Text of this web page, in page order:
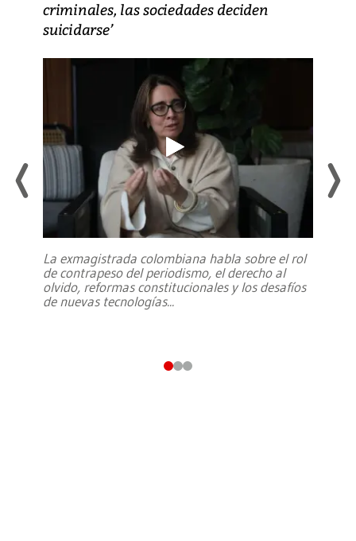
criminales, las sociedades deciden
suicidarse’
La exmagistrada colombiana habla sobre el rol
de contrapeso del periodismo, el derecho al
olvido, reformas constitucionales y los desafíos
de nuevas tecnologías...